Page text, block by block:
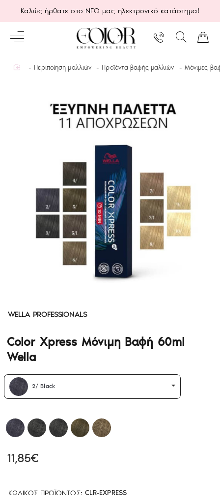
Καλώς ήρθατε στο ΝΕΟ μας ηλεκτρονικό κατάστημα!
homeΠεριποίηση μαλλιών Προϊόντα βαφής μαλλιών Μόνιμες
WELLA PROFESSIONALS
Color Xpress Μόνιμη Βαφή 60ml
Wella
ΚΩΔΙΚΌΣ ΠΡΟΪΌΝΤΟΣ: CLR-EXPRESS
11,85€
2/ Black